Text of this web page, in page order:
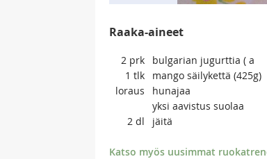
Raaka-aineet
2 prk
bulgarian jugurttia ( a
1 tlk
mango säilykettä (425g)
loraus
hunajaa
yksi aavistus suolaa
2 dl jäitä
Katso myös uusimmat